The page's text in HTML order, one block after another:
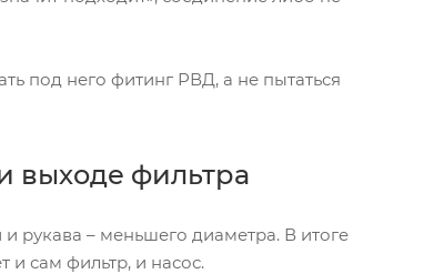
под него фитинг РВД, а не пытаться
выходе фильтра
рукава – меньшего диаметра. В итоге
и сам фильтр, и насос.